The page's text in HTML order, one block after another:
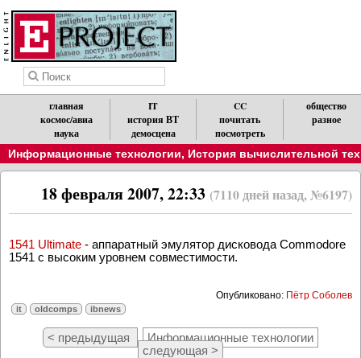
главная
космос/авиа
наука
IT
история ВТ
демосцена
CC
почитать
посмотреть
общество
разное
Информационные технологии, История вычислительной
18 февраля 2007, 22:33 (7110 дней назад, №6197)
1541 Ultimate - аппаратный эмулятор дисковода Commodore
1541 с высоким уровнем совместимости.
Опубликовано: Пётр Соболев
it oldcomps ibnews
< предыдущая
Информационные технологии
следующая >